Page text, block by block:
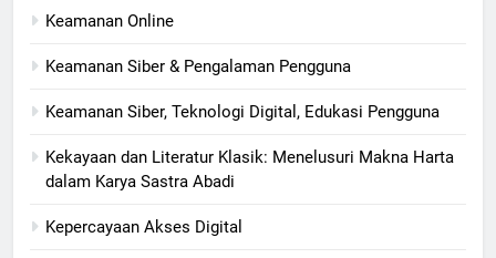
Keamanan Online
Keamanan Siber & Pengalaman Pengguna
Keamanan Siber, Teknologi Digital, Edukasi Pengguna
Kekayaan dan Literatur Klasik: Menelusuri Makna Harta
dalam Karya Sastra Abadi
Kepercayaan Akses Digital